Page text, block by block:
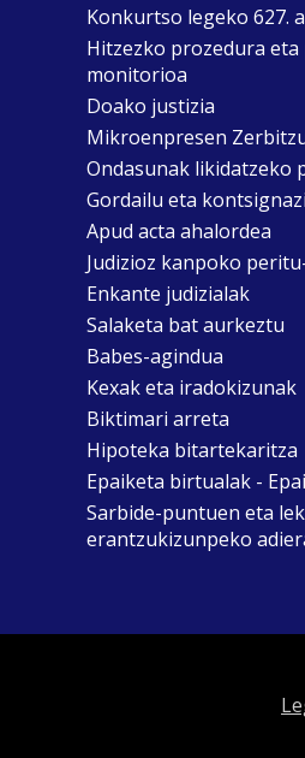
Konkurtso legeko 627.
Hitzezko prozedura
monitorioa
Doako justizia
Mikroenpresen
Ondasunak likidatzeko
Gordailu eta
Apud acta ahalordea
Judizioz kanpoko
Enkante judizialak
Salaketa bat aurkeztu
Babes-agindua
Kexak eta iradokizunak
Biktimari arreta
Hipoteka bitartekaritza
Epaiketa birtualak -
Sarbide-puntuen eta
erantzukizunpeko